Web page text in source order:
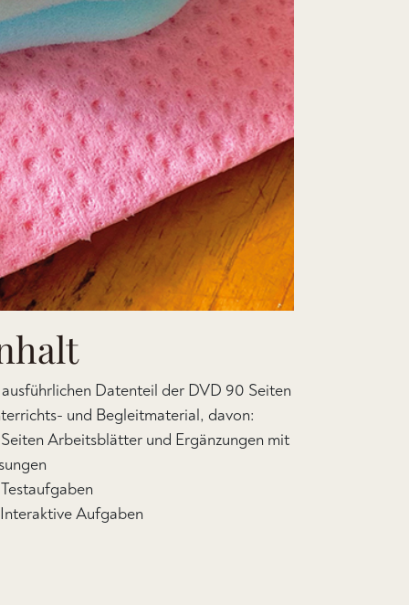
Datenteil der DVD 90 Seiten
und Begleitmaterial, davon:
Arbeitsblätter und Ergänzungen mit
Aufgaben